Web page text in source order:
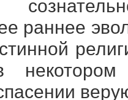
раннее